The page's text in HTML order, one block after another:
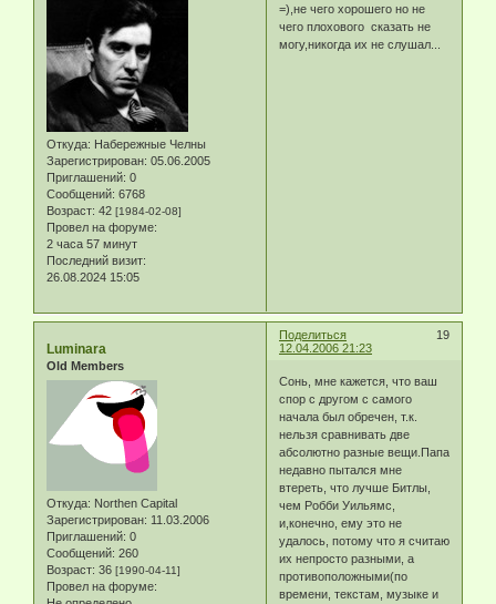
Откуда: Набережные Челны
Зарегистрирован: 05.06.2005
Приглашений: 0
Сообщений: 6768
Возраст: 42 [1984-02-08]
Провел на форуме:
2 часа 57 минут
Последний визит:
26.08.2024 15:05
=),не чего хорошего но не
чего плохового сказать не
могу,никогда их не слушал...
Поделиться
19
12.04.2006 21:23
Luminara
Old Members
Откуда: Northen Capital
Зарегистрирован: 11.03.2006
Приглашений: 0
Сообщений: 260
Возраст: 36 [1990-04-11]
Провел на форуме:
Сонь, мне кажется, что ваш
спор с другом с самого
начала был обречен, т.к.
нельзя сравнивать две
абсолютно разные вещи.Папа
недавно пытался мне
втереть, что лучше Битлы,
чем Робби Уильямс,
и,конечно, ему это не
удалось, потому что я считаю
их непросто разными, а
противоположными(по
времени, текстам, музыке и